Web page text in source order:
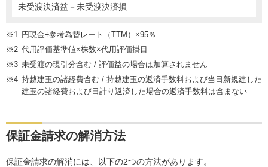
未受渡決済益－未受渡決済損
円現金÷参考為替レート（TTM）×95％
代用評価基準値×株数×代用評価掛目
未受渡の現引分含む / 評価益の場合は加算されません
持越建玉の諸経費含む / 持越建玉の返済手数料および当日新規建した
建玉の諸経費および日計り返済した場合の返済手数料は含まない
保証金請求の解消方法
保証金請求の解消には、以下の2つの方法があります。